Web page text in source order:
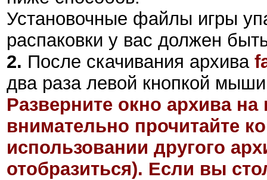
Установочные файлы игры
распаковки у вас должен
2. После скачивания архива
два раза левой кнопкой
Разверните окно архива на
внимательно прочитайте
использовании другого
отобразиться). Если вы